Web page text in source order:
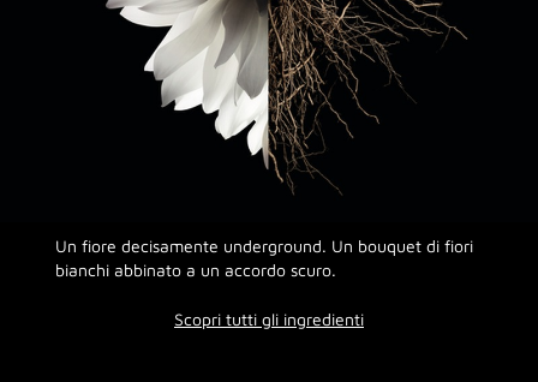
Un fiore decisamente underground. Un bouquet di fiori
bianchi abbinato a un accordo scuro.
Scopri tutti gli ingredienti